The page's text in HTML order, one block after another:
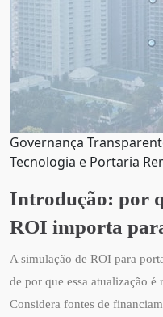
Governança
Tecnologia e Portaria
Introdução: por
ROI importa
A simulação de ROI para
de por que essa atualização
Considera fontes de